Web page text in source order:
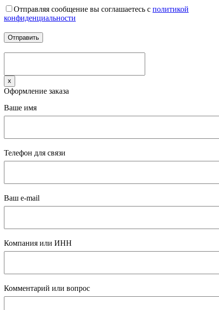
Отправляя сообщение вы соглашаетесь с политикой
конфиденциальности
x
Оформление заказа
Ваше имя
Телефон для связи
Ваш e-mail
Компания или ИНН
Комментарий или вопрос